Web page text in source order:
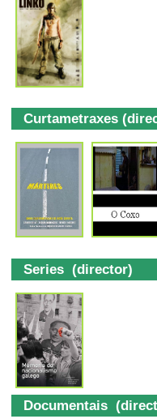
Curtametraxes
Series (director)
Documentais